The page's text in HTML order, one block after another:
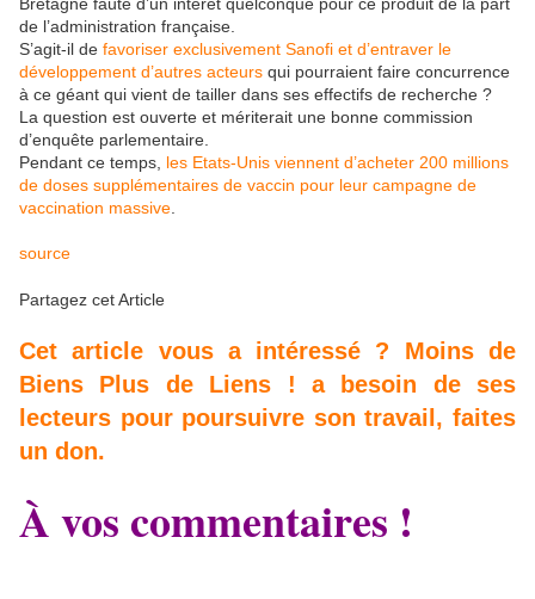
de l’administration française.
S’agit-il de favoriser exclusivement Sanofi et d’entraver le
développement d’autres acteurs qui pourraient faire concurrence
à ce géant qui vient de tailler dans ses effectifs de recherche ?
La question est ouverte et mériterait une bonne commission
d’enquête parlementaire.
Pendant ce temps, les Etats-Unis viennent d’acheter 200 millions
de doses supplémentaires de vaccin pour leur campagne de
vaccination massive
source
Partagez cet Article
Cet article vous a intéressé ? Moins de
Biens Plus de Liens ! a besoin de ses
lecteurs pour poursuivre son travail, faites
un don.
À vos commentaires !